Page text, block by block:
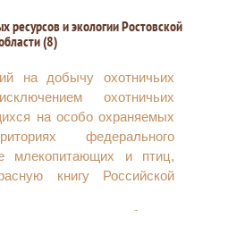
линий связи)
на строительство в
объекта
планируется
двух и более
(муниципальных
округов), и в случае
объекта капитального
расположенного на
и более муниципальных
ресурсов и экологии Ростовской
(8)
на добычу охотничьих
охотничьих
на особо охраняемых
федерального
млекопитающих и птиц,
книгу Российской
охотничьего билета